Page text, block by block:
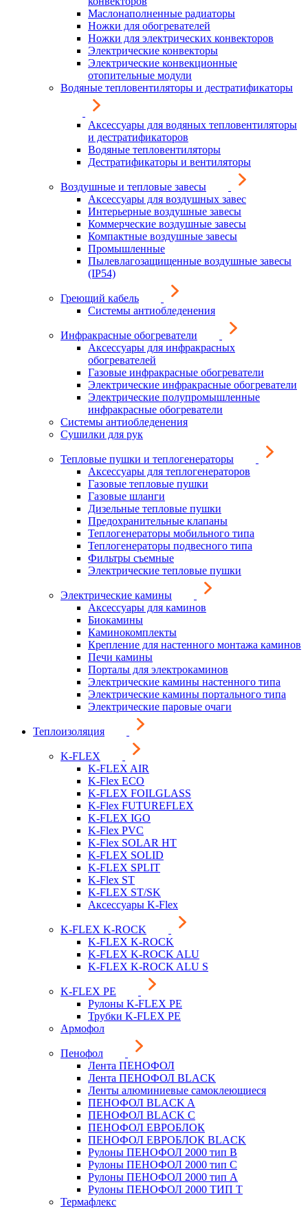
Маслонаполненные радиаторы
Ножки для обогревателей
Ножки для электрических конвекторов
Электрические конвекторы
Электрические конвекционные
отопительные модули
Водяные тепловентиляторы и дестратификаторы
Аксессуары для водяных тепловентиляторы
и дестратификаторов
Водяные тепловентиляторы
Дестратификаторы и вентиляторы
Воздушные и тепловые завесы
Аксессуары для воздушных завес
Интерьерные воздушные завесы
Коммерческие воздушные завесы
Компактные воздушные завесы
Промышленные
Пылевлагозащищенные воздушные завесы
(IP54)
Греющий кабель
Системы антиобледенения
Инфракрасные обогреватели
Аксессуары для инфракрасных
обогревателей
Газовые инфракрасные обогреватели
Электрические инфракрасные обогреватели
Электрические полупромышленные
инфракрасные обогреватели
Системы антиобледенения
Сушилки для рук
Тепловые пушки и теплогенераторы
Аксессуары для теплогенераторов
Газовые тепловые пушки
Газовые шланги
Дизельные тепловые пушки
Предохранительные клапаны
Теплогенераторы мобильного типа
Теплогенераторы подвесного типа
Фильтры съемные
Электрические тепловые пушки
Электрические камины
Аксессуары для каминов
Биокамины
Каминокомплекты
Крепление для настенного монтажа каминов
Печи камины
Порталы для электрокаминов
Электрические камины настенного типа
Электрические камины портального типа
Электрические паровые очаги
Теплоизоляция
K-FLEX
K-FLEX AIR
K-Flex ECO
K-FLEX FOILGLASS
K-Flex FUTUREFLEX
K-FLEX IGO
K-Flex PVC
K-Flex SOLAR HT
K-FLEX SOLID
K-FLEX SPLIT
K-Flex ST
K-FLEX ST/SK
Аксессуары K-Flex
K-FLEX K-ROCK
K-FLEX K-ROCK
K-FLEX K-ROCK ALU
K-FLEX K-ROCK ALU S
K-FLEX PE
Рулоны K-FLEX PE
Трубки K-FLEX PE
Армофол
Пенофол
Лента ПЕНОФОЛ
Лента ПЕНОФОЛ BLACK
Ленты алюминиевые самоклеющиеся
ПЕНОФОЛ BLACK A
ПЕНОФОЛ BLACK С
ПЕНОФОЛ ЕВРОБЛОК
ПЕНОФОЛ ЕВРОБЛОК BLACK
Рулоны ПЕНОФОЛ 2000 тип B
Рулоны ПЕНОФОЛ 2000 тип C
Рулоны ПЕНОФОЛ 2000 тип А
Рулоны ПЕНОФОЛ 2000 ТИП Т
Термафлекс